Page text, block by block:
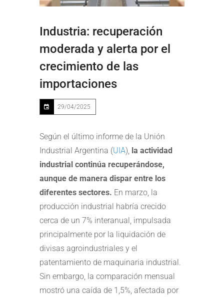
Industria: recuperación
moderada y alerta por el
crecimiento de las
importaciones
29/04/2025
Según el último informe de la Unión
Industrial Argentina (UIA), la actividad
industrial continúa recuperándose,
aunque de manera dispar entre los
diferentes sectores. En marzo, la
producción industrial habría crecido
cerca de un 7% interanual, impulsada
principalmente por la liquidación de
divisas agroindustriales y el
patentamiento de maquinaria industrial.
Sin embargo, la comparación mensual
mostró una caída de 1,5%, afectada por